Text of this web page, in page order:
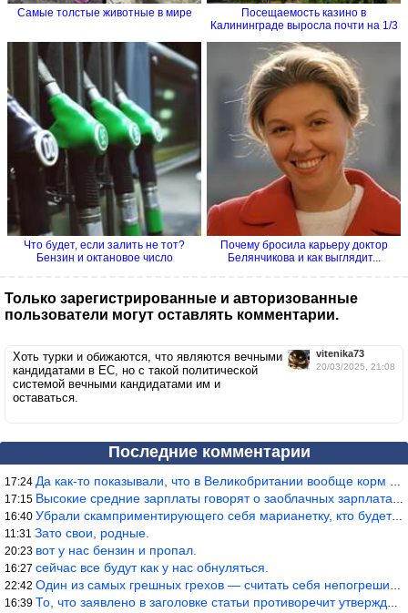
Самые толстые животные в мире
Посещаемость казино в
Калининграде выросла почти на 1/3
Что будет, если залить не тот?
Бензин и октановое число
Почему бросила карьеру доктор
Белянчикова и как выглядит...
Только зарегистрированные и авторизованные
пользователи могут оставлять комментарии.
vitenika73
20/03/2025, 21:08
Хоть турки и обижаются, что являются вечными
кандидатами в ЕС, но с такой политической
системой вечными кандидатами им и
оставаться.
Последние комментарии
17:24 Да как-то показывали, что в Великобритании вообще корм для живот
17:15 Высокие средние зарплаты говорят о заоблачных зарплатах определё
16:40 Убрали скамприментирующего себя марианетку, кто будет следующим…
11:31 Зато свои, родные.
20:23 вот у нас бензин и пропал.
16:27 сейчас все будут как у нас обнуляться.
22:42 Один из самых грешных грехов — считать себя непогрешимым.
16:39 То, что заявлено в заголовке статьи противоречит утверждению &qu